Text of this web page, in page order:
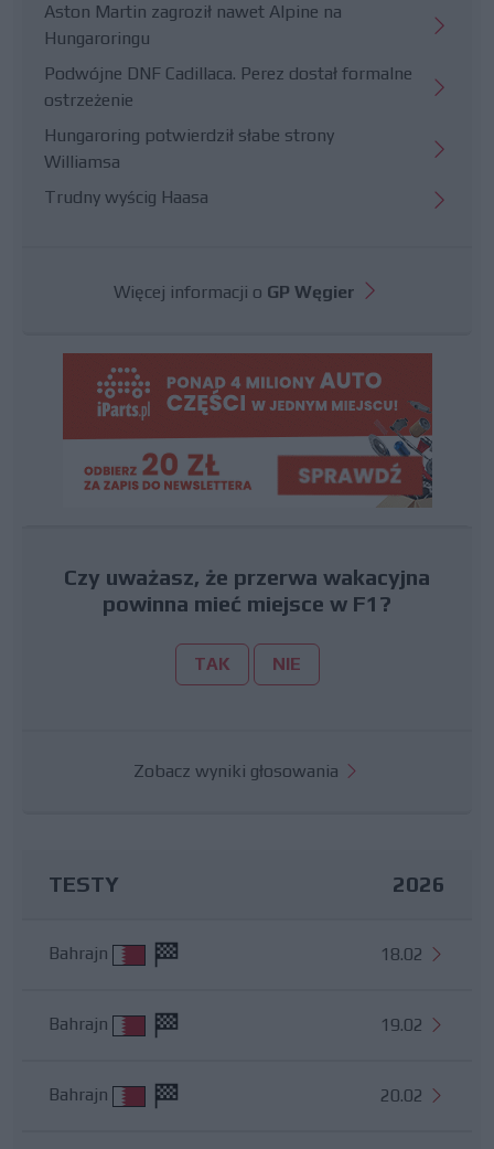
Aston Martin zagroził nawet Alpine na
Hungaroringu
Podwójne DNF Cadillaca. Perez dostał formalne
ostrzeżenie
Hungaroring potwierdził słabe strony
Williamsa
Trudny wyścig Haasa
Więcej informacji o GP Węgier
Czy uważasz, że przerwa wakacyjna
powinna mieć miejsce w F1?
TAK NIE
Zobacz wyniki głosowania
TESTY 2026
Bahrajn 18.02
Bahrajn 19.02
Bahrajn 20.02